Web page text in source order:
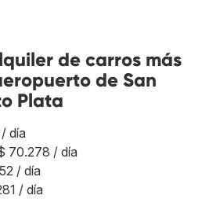
de carros más
de San
Plata
día
70.278 / día
/ día
/ día